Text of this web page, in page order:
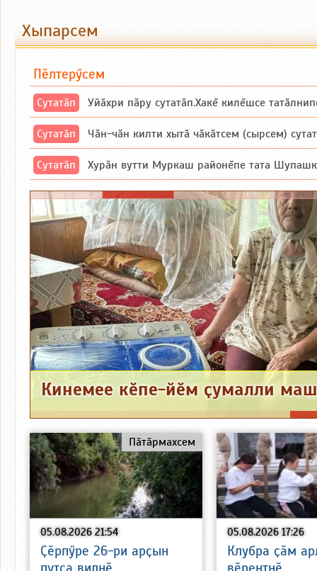
Хыпарсем
Пӗлтерӳсем
Сутатӑп Уйăхри пăру сутатăп.Хакĕ килĕшсе
Сутатӑп Чăн-чăн килти хытă чăкăтсем (сырсем) сутатпăр. Вĕсене мăн пыршă
Сутатӑп Хурăн вутти Муркаш районĕпе тата Шупашкар районĕнчи Ишлей
05.08.2026 21:54
Пӑтӑрмахсем
Ҫӗрпӳре 26-ри арҫын
05.08.2026 17:26
Клубра ҫӑм